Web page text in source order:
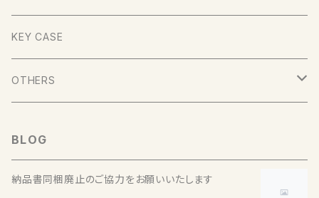
KEY CASE
OTHERS
BLOG
納品書同梱廃止のご協力をお願いいたします